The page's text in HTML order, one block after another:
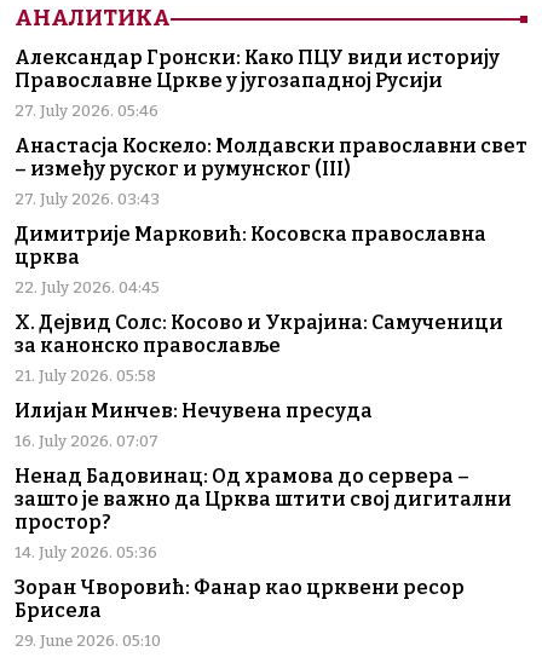
АНАЛИТИКА
Александар Гронски: Како ПЦУ види историју
Православне Цркве у југозападној Русији
27. July 2026. 05:46
Анастасја Коскело: Молдавски православни свет
– између руског и румунског (III)
27. July 2026. 03:43
Димитрије Марковић: Косовска православна
црква
22. July 2026. 04:45
Х. Дејвид Солс: Косово и Украјина: Самученици
за канонско православље
21. July 2026. 05:58
Илијан Минчев: Нечувена пресуда
16. July 2026. 07:07
Ненад Бадовинац: Од храмова до сервера –
зашто је важно да Црква штити свој дигитални
простор?
14. July 2026. 05:36
Зоран Чворовић: Фанар као црквени ресор
Брисела
29. June 2026. 05:10